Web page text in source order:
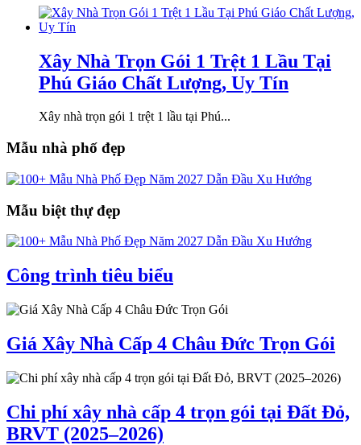
Xây Nhà Trọn Gói 1 Trệt 1 Lầu Tại
Phú Giáo Chất Lượng, Uy Tín
Xây nhà trọn gói 1 trệt 1 lầu tại Phú...
Mẫu nhà phố đẹp
Mẫu biệt thự đẹp
Công trình tiêu biểu
Giá Xây Nhà Cấp 4 Châu Đức Trọn Gói
Chi phí xây nhà cấp 4 trọn gói tại Đất Đỏ,
BRVT (2025–2026)